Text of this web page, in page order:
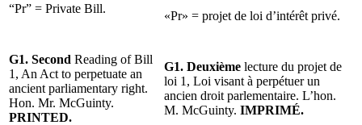
“Pr” = Private Bill.
«Pr» = projet de loi d’intérêt privé.
G1. Second Reading of Bill
1, An Act to perpetuate an
ancient parliamentary right.
Hon. Mr. McGuinty.
PRINTED.
G1. Deuxième lecture du projet de
loi 1, Loi visant à perpétuer un
ancien droit parlementaire. L’hon.
M. McGuinty. IMPRIMÉ.